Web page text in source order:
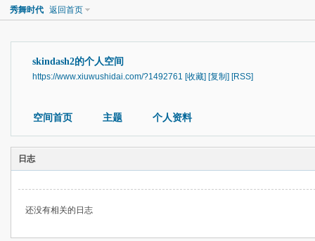
秀舞时代 返回首页
skindash2的个人空间
https://www.xiuwushidai.com/?1492761 [收藏] [复制] [RSS]
空间首页 主题 个人资料
日志
还没有相关的日志